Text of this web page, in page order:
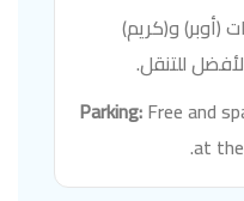
(أوبر) و(كريم)
للتنقل.
Free and
at